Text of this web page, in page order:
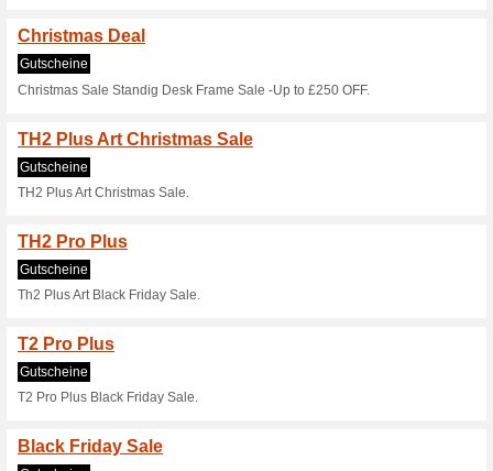
Gutscheine
20€ Rabatt ab 349€40€
T1 Pro schon ab
Gutscheine
Jetzt 15 % Rabatt auf alle
149, 99 €, T2 Pro bereits ab